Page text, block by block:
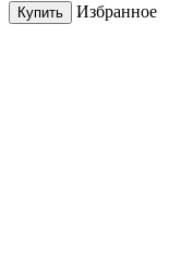
Купить Избранное